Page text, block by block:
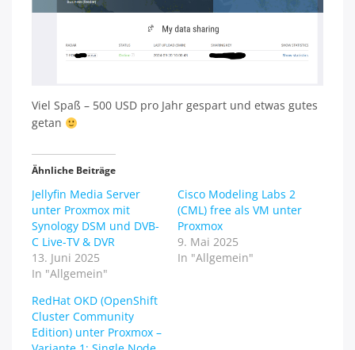
Viel Spaß – 500 USD pro Jahr gespart und etwas gutes
getan
Ähnliche Beiträge
Jellyfin Media Server
unter Proxmox mit
Synology DSM und DVB-
C Live-TV & DVR
13. Juni 2025
In "Allgemein"
Cisco Modeling Labs 2
(CML) free als VM unter
Proxmox
9. Mai 2025
In "Allgemein"
RedHat OKD (OpenShift
Cluster Community
Edition) unter Proxmox –